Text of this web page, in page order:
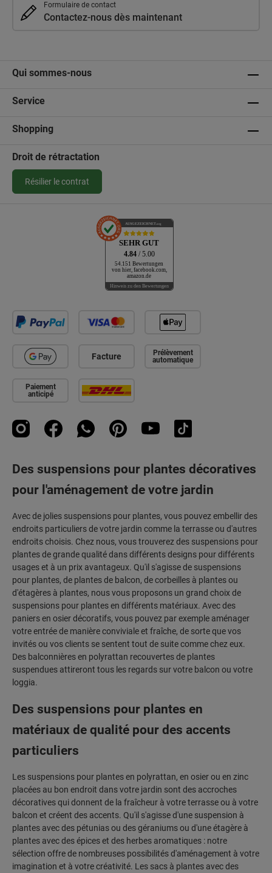
Formulaire de contact
Contactez-nous dès maintenant
Qui sommes-nous
Service
Shopping
Droit de rétractation
Résilier le contrat
AUSGEZEICHNET.org
SEHR GUT
4.84 / 5.00
54.151 Bewertungen
von hier, facebook.com,
amazon.de
Hinweis zu den Bewertungen
Facture
Prélèvement
automatique
Paiement
anticipé
InstagramFacebookWhatsApp PinterestYouTubeTikTok
Des suspensions pour plantes décoratives
pour l'aménagement de votre jardin
Avec de jolies suspensions pour plantes, vous pouvez embellir des
endroits particuliers de votre jardin comme la terrasse ou d'autres
endroits choisis. Chez nous, vous trouverez des suspensions pour
plantes de grande qualité dans différents designs pour différents
usages et à un prix avantageux. Qu'il s'agisse de suspensions
pour plantes, de plantes de balcon, de corbeilles à plantes ou
d'étagères à plantes, nous vous proposons un grand choix de
suspensions pour plantes en différents matériaux. Avec des
paniers en osier décoratifs, vous pouvez par exemple aménager
votre entrée de manière conviviale et fraîche, de sorte que vos
invités ou vos clients se sentent tout de suite comme chez eux.
Des balconnières en polyrattan recouvertes de plantes
suspendues attireront tous les regards sur votre balcon ou votre
loggia.
Des suspensions pour plantes en
matériaux de qualité pour des accents
particuliers
Les suspensions pour plantes en polyrattan, en osier ou en zinc
placées au bon endroit dans votre jardin sont des accroches
décoratives qui donnent de la fraîcheur à votre terrasse ou à votre
balcon et créent des accents. Qu'il s'agisse d'une suspension à
plantes avec des pétunias ou des géraniums ou d'une étagère à
plantes avec des épices et des herbes aromatiques : notre
sélection offre de nombreuses possibilités d'aménagement à votre
imagination et à votre créativité. Les sacs à plantes avec des